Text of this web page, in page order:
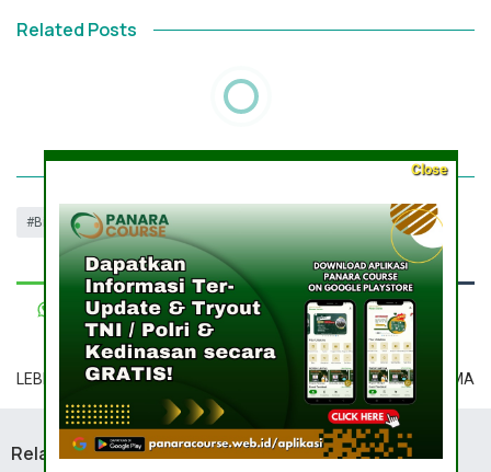
Related Posts
Bimbel
LEBIH BARU LEBIH LAMA
Related Posts
Close